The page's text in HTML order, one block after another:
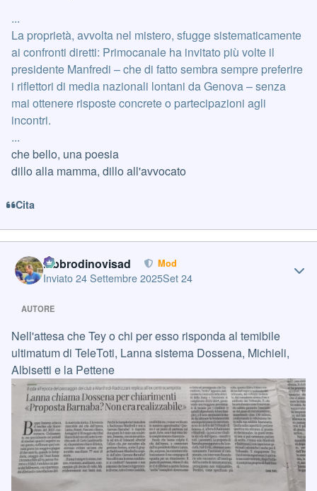
...
La proprietà, avvolta nel mistero, sfugge sistematicamente
ai confronti diretti: Primocanale ha invitato più volte il
presidente Manfredi – che di fatto sembra sempre preferire
i riflettori di media nazionali lontani da Genova – senza
mai ottenere risposte concrete o partecipazioni agli
incontri.
...
che bello, una poesia
dillo alla mamma, dillo all'avvocato
Cita
labbrodinovisad Mod
Inviato24 Settembre 2025Set 24
AUTORE
Nell'attesa che Tey o chi per esso risponda al temibile
ultimatum di TeleToti, Lanna sistema Dossena, Michieli,
Albisetti e la Pettene